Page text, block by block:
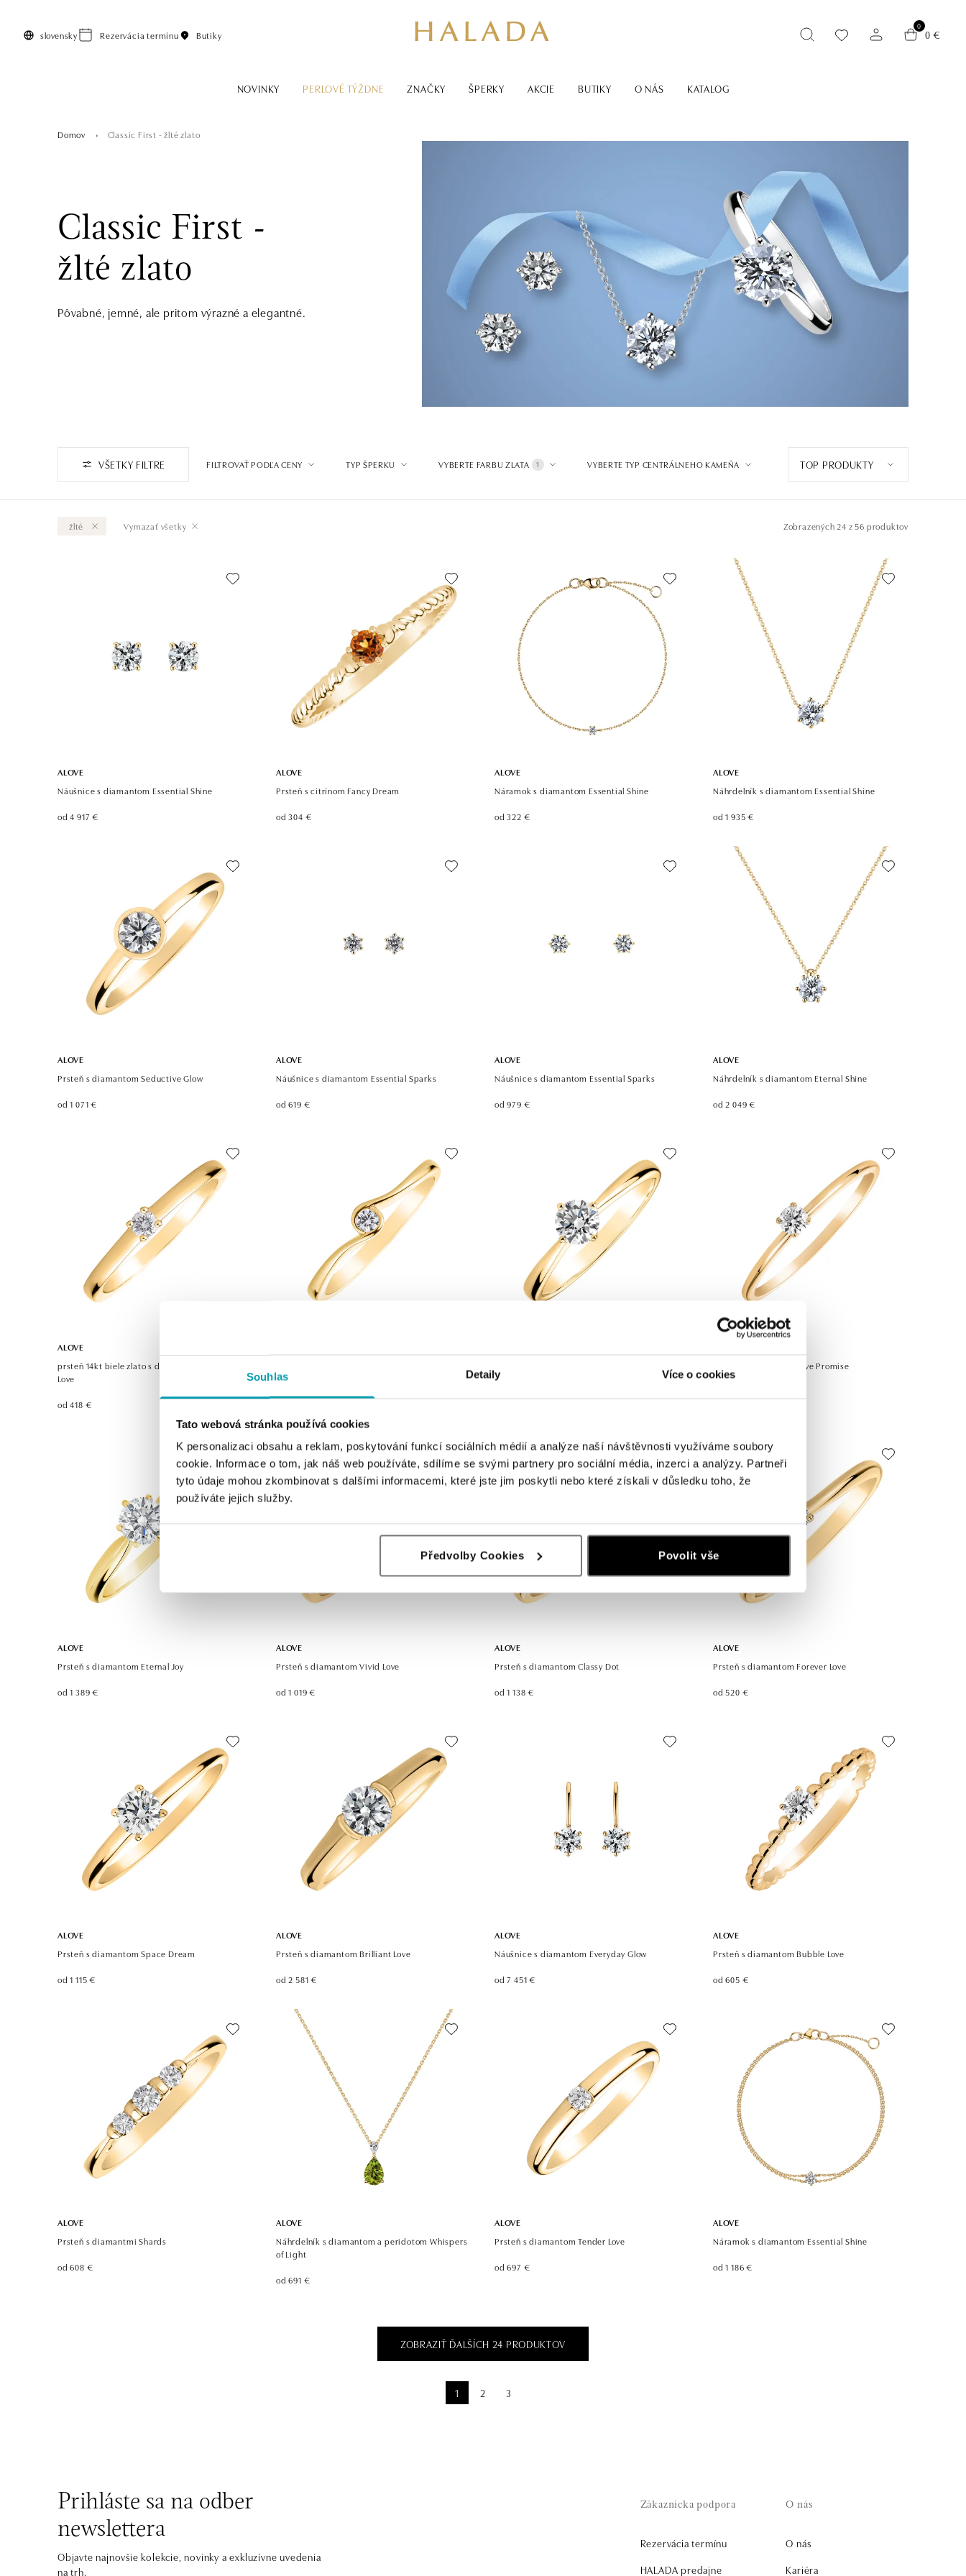
Souhlas Detaily Více o cookies
Tato webová stránka používá cookies
K personalizaci obsahu a reklam, poskytování funkcí sociálních médií a analýze naší návštěvnosti využíváme soubory
cookie. Informace o tom, jak náš web používáte, sdílíme se svými partnery pro sociální média, inzerci a analýzy. Partneři
tyto údaje mohou zkombinovat s dalšími informacemi, které jste jim poskytli nebo které získali v důsledku toho, že
používáte jejich služby.
Předvolby Cookies Povolit vše
slovensky Rezervácia termínu Butiky
0
0 €
NOVINKY PERLOVÉ TÝŽDNE ZNAČKY ŠPERKY AKCIE BUTIKY O NÁS KATALOG
Domov Classic First - žlté zlato
Classic First -
žlté zlato
Pôvabné, jemné, ale pritom výrazné a elegantné.
VŠETKY FILTRE FILTROVAŤ PODĽA CENY TYP ŠPERKU VYBERTE FARBU ZLATA 1 VYBERTE TYP CENTRÁLNEHO KAMEŇA TOP PRODUKTY
žlté Vymazať všetky Zobrazených24 z 56 produktov
ALOVE
Náušnice s diamantom Essential Shine
od 4 917 €
ALOVE
Prsteň s citrínom Fancy Dream
od 304 €
ALOVE
Náramok s diamantom Essential Shine
od 322 €
ALOVE
Náhrdelník s diamantom Essential Shine
od 1 935 €
ALOVE
Prsteň s diamantom Seductive Glow
od 1 071 €
ALOVE
Náušnice s diamantom Essential Sparks
od 619 €
ALOVE
Náušnice s diamantom Essential Sparks
od 979 €
ALOVE
Náhrdelník s diamantom Eternal Shine
od 2 049 €
ALOVE
prsteň 14kt biele zlato s diamantom Spark of
Love
od 418 €
Prsteň s diamantom Love Promise
ALOVE
Prsteň s diamantom Eternal Joy
od 1 389 €
ALOVE
Prsteň s diamantom Vivid Love
od 1 019 €
ALOVE
Prsteň s diamantom Classy Dot
od 1 138 €
ALOVE
Prsteň s diamantom Forever Love
od 520 €
ALOVE
Prsteň s diamantom Space Dream
od 1 115 €
ALOVE
Prsteň s diamantom Brilliant Love
od 2 581 €
ALOVE
Náušnice s diamantom Everyday Glow
od 7 451 €
ALOVE
Prsteň s diamantom Bubble Love
od 605 €
ALOVE
Prsteň s diamantmi Shards
od 608 €
ALOVE
Náhrdelník s diamantom a peridotom Whispers
of Light
od 691 €
ALOVE
Prsteň s diamantom Tender Love
od 697 €
ALOVE
Náramok s diamantom Essential Shine
od 1 186 €
ZOBRAZIŤ ĎALŠÍCH 24 PRODUKTOV
1 2 3
Prihláste sa na odber
newslettera
Objavte najnovšie kolekcie, novinky a exkluzívne uvedenia
na trh.
Zákaznícka podpora
Rezervácia termínu
HALADA predajne
O nás
O nás
Kariéra